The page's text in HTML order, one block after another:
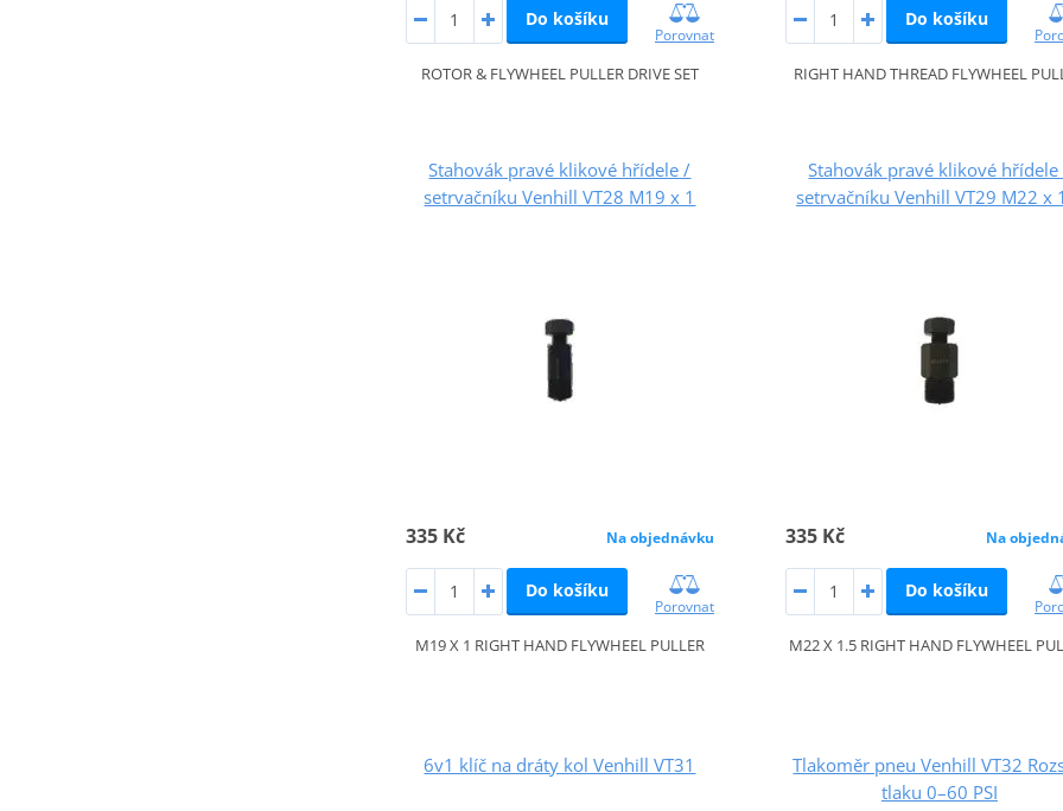
Do košíku
Porovnat
ROTOR & FLYWHEEL PULLER DRIVE SET
Do košíku
RIGHT HAND THREAD FLYWHEEL
Stahovák pravé klikové hřídele /
setrvačníku Venhill VT28 M19 x 1
335 Kč Na objednávku
Do košíku
Porovnat
M19 X 1 RIGHT HAND FLYWHEEL PULLER
Stahovák pravé klikové
setrvačníku Venhill VT29 M22 x
335 Kč Na
Do košíku
M22 X 1.5 RIGHT HAND FLYWHEEL
6v1 klíč na dráty kol Venhill VT31
Tlakoměr pneu Venhill VT32
tlaku 0–60 PSI